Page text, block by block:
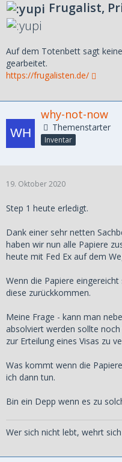
Frugalist,
Auf dem Totenbett sagt
gearbeitet.
https://frugalisten.de/
why-not-now
Themenstarter
Inventar
19. Oktober 2020
Step 1 heute erledigt.
Dank einer sehr netten
haben wir nun alle Papiere
heute mit Fed Ex auf dem
Wenn die Papiere
diese zurückkommen.
Meine Frage - kann man
absolviert werden sollte
zur Erteilung eines Visas zu
Was kommt wenn die
ich dann tun.
Bin ein Depp wenn es zu
Wer sich nicht lebt, wehrt